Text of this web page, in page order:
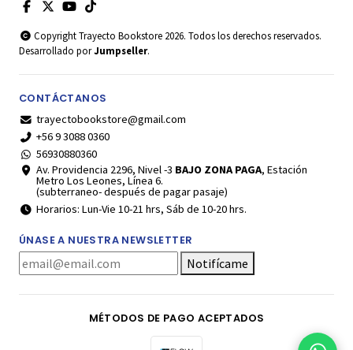
Copyright Trayecto Bookstore 2026. Todos los derechos reservados.
Desarrollado porJumpseller.
CONTÁCTANOS
trayectobookstore@gmail.com
+56 9 3088 0360
56930880360
Av. Providencia 2296, Nivel -3 BAJO ZONA PAGA, Estación
Metro Los Leones, Línea 6.
(subterraneo- después de pagar pasaje)
Horarios: Lun-Vie 10-21 hrs, Sáb de 10-20 hrs.
ÚNASE A NUESTRA NEWSLETTER
Notifícame
MÉTODOS DE PAGO ACEPTADOS